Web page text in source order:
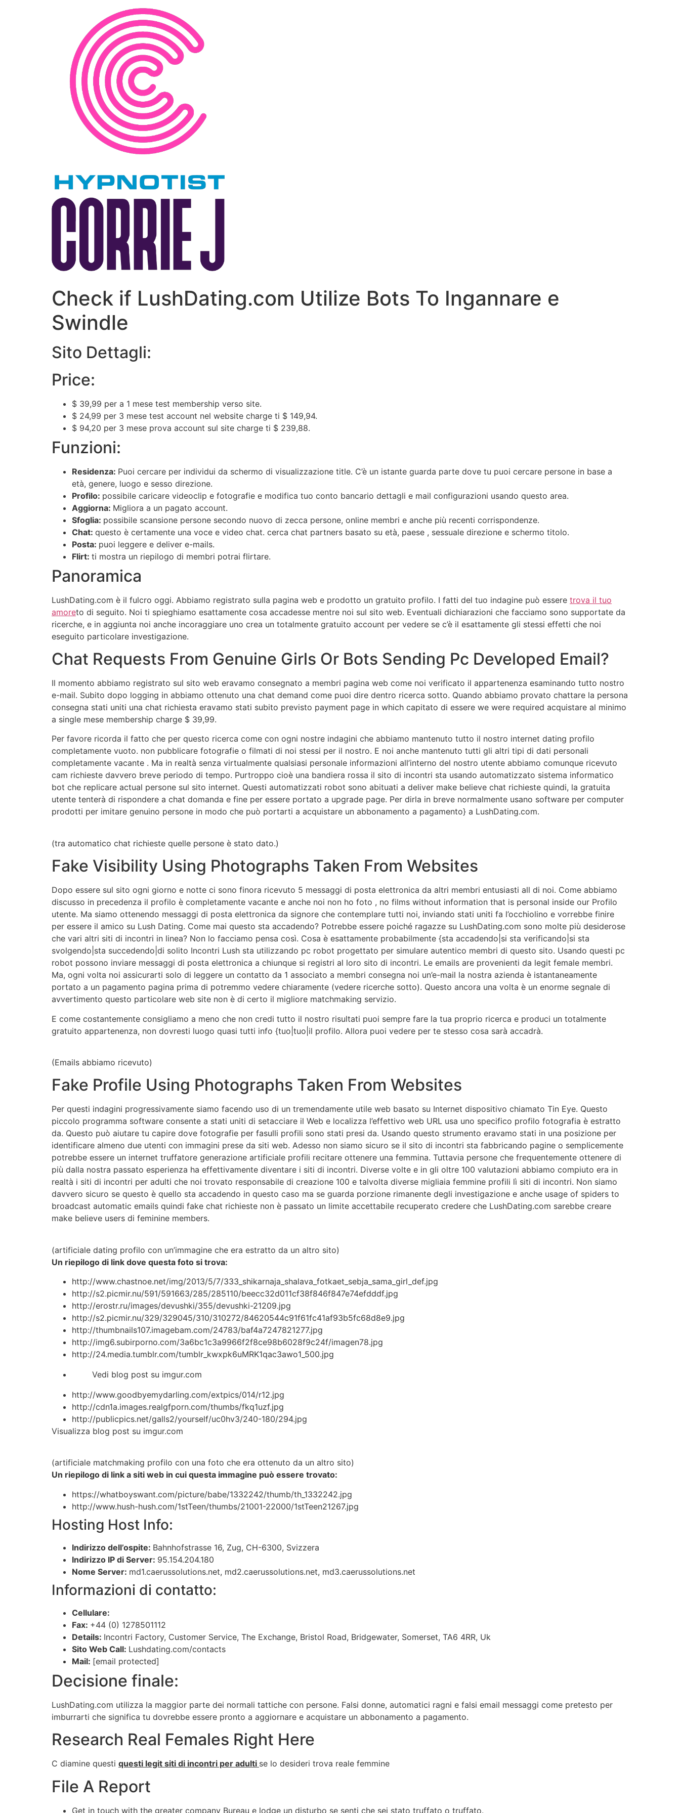
Check if LushDating.com Utilize Bots To Ingannare e
Swindle
Sito Dettagli:
Price:
$ 39,99 per a 1 mese test membership verso site.
$ 24,99 per 3 mese test account nel website charge ti $ 149,94.
$ 94,20 per 3 mese prova account sul site charge ti $ 239,88.
Funzioni:
Residenza: Puoi cercare per individui da schermo di visualizzazione title. C’è un istante guarda parte dove tu puoi cercare persone in base a
età, genere, luogo e sesso direzione.
Profilo: possibile caricare videoclip e fotografie e modifica tuo conto bancario dettagli e mail configurazioni usando questo area.
Aggiorna: Migliora a un pagato account.
Sfoglia: possibile scansione persone secondo nuovo di zecca persone, online membri e anche più recenti corrispondenze.
Chat: questo è certamente una voce e video chat. cerca chat partners basato su età, paese , sessuale direzione e schermo titolo.
Posta: puoi leggere e deliver e-mails.
Flirt: ti mostra un riepilogo di membri potrai flirtare.
Panoramica
LushDating.com è il fulcro oggi. Abbiamo registrato sulla pagina web e prodotto un gratuito profilo. I fatti del tuo indagine può essere trova il tuo
amoreto di seguito. Noi ti spieghiamo esattamente cosa accadesse mentre noi sul sito web. Eventuali dichiarazioni che facciamo sono supportate da
ricerche, e in aggiunta noi anche incoraggiare uno crea un totalmente gratuito account per vedere se c’è il esattamente gli stessi effetti che noi
eseguito particolare investigazione.
Chat Requests From Genuine Girls Or Bots Sending Pc Developed Email?
Il momento abbiamo registrato sul sito web eravamo consegnato a membri pagina web come noi verificato il appartenenza esaminando tutto nostro
e-mail. Subito dopo logging in abbiamo ottenuto una chat demand come puoi dire dentro ricerca sotto. Quando abbiamo provato chattare la persona
consegna stati uniti una chat richiesta eravamo stati subito previsto payment page in which capitato di essere we were required acquistare al minimo
a single mese membership charge $ 39,99.
Per favore ricorda il fatto che per questo ricerca come con ogni nostre indagini che abbiamo mantenuto tutto il nostro internet dating profilo
completamente vuoto. non pubblicare fotografie o filmati di noi stessi per il nostro. E noi anche mantenuto tutti gli altri tipi di dati personali
completamente vacante . Ma in realtà senza virtualmente qualsiasi personale informazioni all’interno del nostro utente abbiamo comunque ricevuto
cam richieste davvero breve periodo di tempo. Purtroppo cioè una bandiera rossa il sito di incontri sta usando automatizzato sistema informatico
bot che replicare actual persone sul sito internet. Questi automatizzati robot sono abituati a deliver make believe chat richieste quindi, la gratuita
utente tenterà di rispondere a chat domanda e fine per essere portato a upgrade page. Per dirla in breve normalmente usano software per computer
prodotti per imitare genuino persone in modo che può portarti a acquistare un abbonamento a pagamento} a LushDating.com.
(tra automatico chat richieste quelle persone è stato dato.)
Fake Visibility Using Photographs Taken From Websites
Dopo essere sul sito ogni giorno e notte ci sono finora ricevuto 5 messaggi di posta elettronica da altri membri entusiasti all di noi. Come abbiamo
discusso in precedenza il profilo è completamente vacante e anche noi non ho foto , no films without information that is personal inside our Profilo
utente. Ma siamo ottenendo messaggi di posta elettronica da signore che contemplare tutti noi, inviando stati uniti fa l’occhiolino e vorrebbe finire
per essere il amico su Lush Dating. Come mai questo sta accadendo? Potrebbe essere poiché ragazze su LushDating.com sono molte più desiderose
che vari altri siti di incontri in linea? Non lo facciamo pensa così. Cosa è esattamente probabilmente {sta accadendo|si sta verificando|si sta
svolgendo|sta succedendo|di solito Incontri Lush sta utilizzando pc robot progettato per simulare autentico membri di questo sito. Usando questi pc
robot possono inviare messaggi di posta elettronica a chiunque si registri al loro sito di incontri. Le emails are provenienti da legit female membri.
Ma, ogni volta noi assicurarti solo di leggere un contatto da 1 associato a membri consegna noi un’e-mail la nostra azienda è istantaneamente
portato a un pagamento pagina prima di potremmo vedere chiaramente (vedere ricerche sotto). Questo ancora una volta è un enorme segnale di
avvertimento questo particolare web site non è di certo il migliore matchmaking servizio.
E come costantemente consigliamo a meno che non credi tutto il nostro risultati puoi sempre fare la tua proprio ricerca e produci un totalmente
gratuito appartenenza, non dovresti luogo quasi tutti info {tuo|tuo|il profilo. Allora puoi vedere per te stesso cosa sarà accadrà.
(Emails abbiamo ricevuto)
Fake Profile Using Photographs Taken From Websites
Per questi indagini progressivamente siamo facendo uso di un tremendamente utile web basato su Internet dispositivo chiamato Tin Eye. Questo
piccolo programma software consente a stati uniti di setacciare il Web e localizza l’effettivo web URL usa uno specifico profilo fotografia è estratto
da. Questo può aiutare tu capire dove fotografie per fasulli profili sono stati presi da. Usando questo strumento eravamo stati in una posizione per
identificare almeno due utenti con immagini prese da siti web. Adesso non siamo sicuro se il sito di incontri sta fabbricando pagine o semplicemente
potrebbe essere un internet truffatore generazione artificiale profili recitare ottenere una femmina. Tuttavia persone che frequentemente ottenere di
più dalla nostra passato esperienza ha effettivamente diventare i siti di incontri. Diverse volte e in gli oltre 100 valutazioni abbiamo compiuto era in
realtà i siti di incontri per adulti che noi trovato responsabile di creazione 100 e talvolta diverse migliaia femmine profili lì siti di incontri. Non siamo
davvero sicuro se questo è quello sta accadendo in questo caso ma se guarda porzione rimanente degli investigazione e anche usage of spiders to
broadcast automatic emails quindi fake chat richieste non è passato un limite accettabile recuperato credere che LushDating.com sarebbe creare
make believe users di feminine members.
(artificiale dating profilo con un’immagine che era estratto da un altro sito)
Un riepilogo di link dove questa foto si trova:
http://www.chastnoe.net/img/2013/5/7/333_shikarnaja_shalava_fotkaet_sebja_sama_girl_def.jpg
http://s2.picmir.nu/591/591663/285/285110/beecc32d011cf38f846f847e74efdddf.jpg
http://erostr.ru/images/devushki/355/devushki-21209.jpg
http://s2.picmir.nu/329/329045/310/310272/84620544c91f61fc41af93b5fc68d8e9.jpg
http://thumbnails107.imagebam.com/24783/baf4a7247821277.jpg
http://img6.subirporno.com/3a6bc1c3a9966f2f8ce98b6028f9c24f/imagen78.jpg
http://24.media.tumblr.com/tumblr_kwxpk6uMRK1qac3awo1_500.jpg
Vedi blog post su imgur.com
http://www.goodbyemydarling.com/extpics/014/r12.jpg
http://cdn1a.images.realgfporn.com/thumbs/fkq1uzf.jpg
http://publicpics.net/galls2/yourself/uc0hv3/240-180/294.jpg
Visualizza blog post su imgur.com
(artificiale matchmaking profilo con una foto che era ottenuto da un altro sito)
Un riepilogo di link a siti web in cui questa immagine può essere trovato:
https://whatboyswant.com/picture/babe/1332242/thumb/th_1332242.jpg
http://www.hush-hush.com/1stTeen/thumbs/21001-22000/1stTeen21267.jpg
Hosting Host Info:
Indirizzo dell’ospite: Bahnhofstrasse 16, Zug, CH-6300, Svizzera
Indirizzo IP di Server: 95.154.204.180
Nome Server: md1.caerussolutions.net, md2.caerussolutions.net, md3.caerussolutions.net
Informazioni di contatto:
Cellulare:
Fax: +44 (0) 1278501112
Details: Incontri Factory, Customer Service, The Exchange, Bristol Road, Bridgewater, Somerset, TA6 4RR, Uk
Sito Web Call: Lushdating.com/contacts
Mail: [email protected]
Decisione finale:
LushDating.com utilizza la maggior parte dei normali tattiche con persone. Falsi donne, automatici ragni e falsi email messaggi come pretesto per
imburrarti che significa tu dovrebbe essere pronto a aggiornare e acquistare un abbonamento a pagamento.
Research Real Females Right Here
C diamine questi questi legit siti di incontri per adulti se lo desideri trova reale femmine
File A Report
Get in touch with the greater company Bureau e lodge un disturbo se senti che sei stato truffato o truffato.